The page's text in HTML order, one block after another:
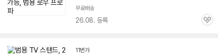
무료배송
26.08. 등록
관
11번가